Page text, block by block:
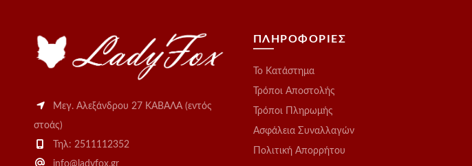
Μεγ. Αλεξάνδρου 27 ΚΑΒΑΛΑ (εντός
στοάς)
Τηλ: 2511112352
info@ladyfox.gr
ΠΛΗΡΟΦΟΡΙΕΣ
Το Kατάστημα
Τρόποι Αποστολής
Τρόποι Πληρωμής
Ασφάλεια Συναλλαγών
Πολιτική Απορρήτου